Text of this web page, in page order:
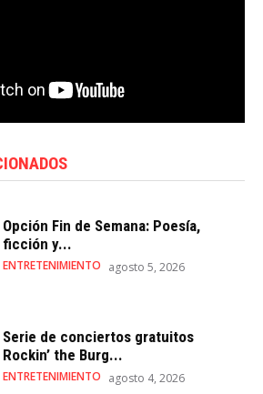
Opción Fin de Semana: Poesía,
ficción y...
ENTRETENIMIENTO agosto 5, 2026
Serie de conciertos gratuitos
Rockin’ the Burg...
ENTRETENIMIENTO agosto 4, 2026